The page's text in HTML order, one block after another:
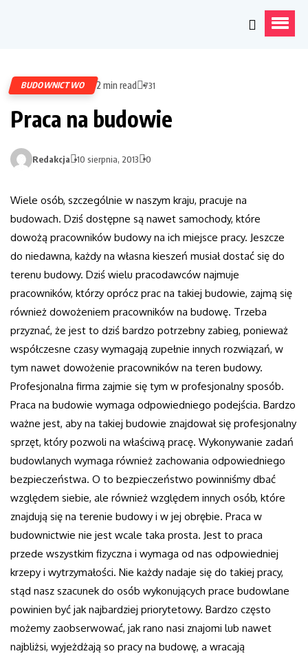
BUDOWNICTWO 2 min read 731
Praca na budowie
Redakcja 10 sierpnia, 2013 0
Wiele osób, szczególnie w naszym kraju, pracuje na
budowach. Dziś dostępne są nawet samochody, które
dowożą pracowników budowy na ich miejsce pracy. Jeszcze
do niedawna, każdy na własna kieszeń musiał dostać się do
terenu budowy. Dziś wielu pracodawców najmuje
pracowników, którzy oprócz prac na takiej budowie, zajmą się
również dowożeniem pracowników na budowę. Trzeba
przyznać, że jest to dziś bardzo potrzebny zabieg, ponieważ
współczesne czasy wymagają zupełnie innych rozwiązań, w
tym nawet dowożenie pracowników na teren budowy.
Profesjonalna firma zajmie się tym w profesjonalny sposób.
Praca na budowie wymaga odpowiedniego podejścia. Bardzo
ważne jest, aby na takiej budowie znajdował się profesjonalny
sprzęt, który pozwoli na właściwą pracę. Wykonywanie zadań
budowlanych wymaga również zachowania odpowiedniego
bezpieczeństwa. O to bezpieczeństwo powinniśmy dbać
względem siebie, ale również względem innych osób, które
znajdują się na terenie budowy i w jej obrębie. Praca w
budownictwie nie jest wcale taka prosta. Jest to praca
przede wszystkim fizyczna i wymaga od nas odpowiedniej
krzepy i wytrzymałości. Nie każdy nadaje się do takiej pracy,
stąd nasz szacunek do osób wykonujących prace budowlane
powinien być jak najbardziej priorytetowy. Bardzo często
możemy zaobserwować, jak rano nasi znajomi lub nawet
najbliżsi, wyjeżdżają so pracy na budowę, a wracają